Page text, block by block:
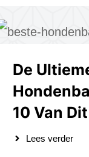
De
10 Van
Lees verder